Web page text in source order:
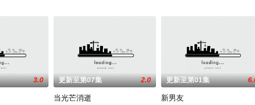
3.0 更新至第07集 2.0
当光芒消逝
更新至第01集
新男友